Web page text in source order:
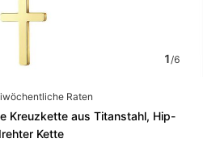
1/6
Raten
Kreuzkette aus Titanstahl, Hip-
Kette